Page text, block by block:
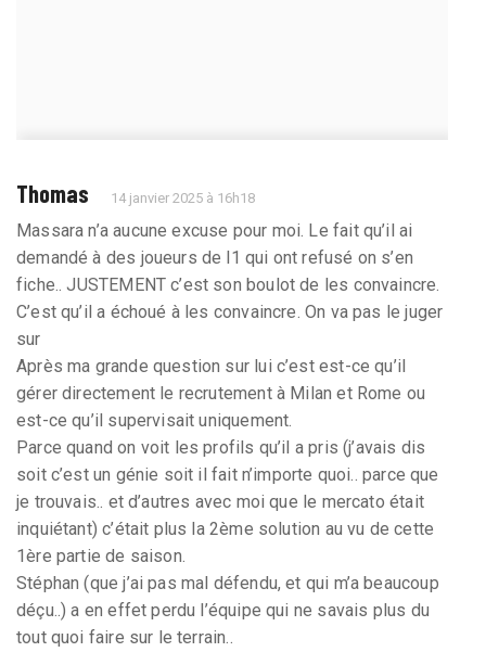
Thomas 14 janvier 2025 à 16h18
Massara n’a aucune excuse pour moi. Le fait qu’il ai
demandé à des joueurs de l1 qui ont refusé on s’en
fiche.. JUSTEMENT c’est son boulot de les convaincre.
C’est qu’il a échoué à les convaincre. On va pas le juger
sur
Après ma grande question sur lui c’est est-ce qu’il
gérer directement le recrutement à Milan et Rome ou
est-ce qu’il supervisait uniquement.
Parce quand on voit les profils qu’il a pris (j’avais dis
soit c’est un génie soit il fait n’importe quoi.. parce que
je trouvais.. et d’autres avec moi que le mercato était
inquiétant) c’était plus la 2ème solution au vu de cette
1ère partie de saison.
Stéphan (que j’ai pas mal défendu, et qui m’a beaucoup
déçu..) a en effet perdu l’équipe qui ne savais plus du
tout quoi faire sur le terrain..